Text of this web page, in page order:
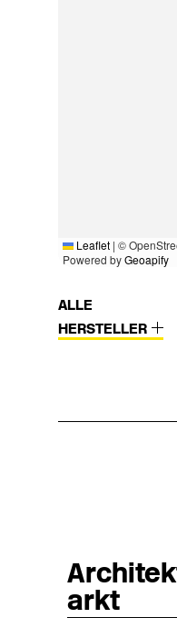
Leaflet | ©
Powered byGeoapify
ALLE
HERSTELLER
arkt